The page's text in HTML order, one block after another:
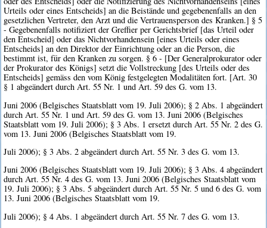
Urteils oder eines Entscheids] an die Beistände und gegebenenfalls an den
gesetzlichen Vertreter, den Arzt und die Vertrauensperson des Kranken.] § 5
- Gegebenenfalls notifiziert der Greffier per Gerichtsbrief [das Urteil oder
den Entscheid] oder das Nichtvorhandensein [eines Urteils oder eines
Entscheids] an den Direktor der Einrichtung oder an die Person, die
bestimmt ist, für den Kranken zu sorgen. § 6 - [Der Generalprokurator oder
der Prokurator des Königs] setzt die Vollstreckung [des Urteils oder des
Entscheids] gemäss den vom König festgelegten Modalitäten fort. [Art. 30
§ 1 abgeändert durch Art. 55 Nr. 1 und Art. 59 des G. vom 13.
Juni 2006 (Belgisches Staatsblatt vom 19. Juli 2006); § 2 Abs. 1 abgeändert
durch Art. 55 Nr. 1 und Art. 59 des G. vom 13. Juni 2006 (Belgisches
Staatsblatt vom 19. Juli 2006); § 3 Abs. 1 ersetzt durch Art. 55 Nr. 2 des G.
vom 13. Juni 2006 (Belgisches Staatsblatt vom 19.
Juli 2006); § 3 Abs. 2 abgeändert durch Art. 55 Nr. 3 des G. vom 13.
Juni 2006 (Belgisches Staatsblatt vom 19. Juli 2006); § 3 Abs. 4 abgeändert
durch Art. 55 Nr. 4 des G. vom 13. Juni 2006 (Belgisches Staatsblatt vom
19. Juli 2006); § 3 Abs. 5 abgeändert durch Art. 55 Nr. 5 und 6 des G. vom
13. Juni 2006 (Belgisches Staatsblatt vom 19.
Juli 2006); § 4 Abs. 1 abgeändert durch Art. 55 Nr. 7 des G. vom 13.